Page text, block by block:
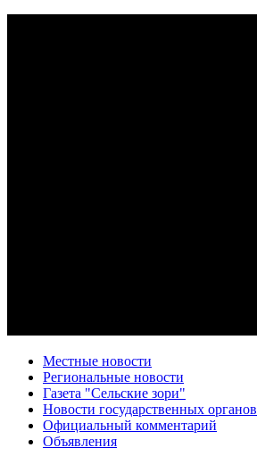
Местные новости
Региональные новости
Газета "Сельские зори"
Новости государственных органов
Официальный комментарий
Объявления